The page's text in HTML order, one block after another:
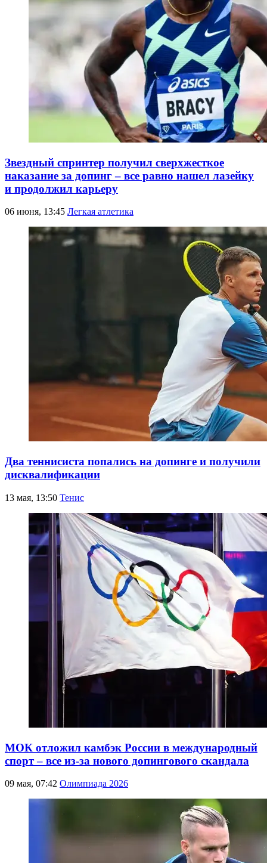
Звездный спринтер получил сверхжесткое
наказание за допинг – все равно нашел лазейку
и продолжил карьеру
06 июня, 13:45 Легкая атлетика
Два теннисиста попались на допинге и получили
дисквалификации
13 мая, 13:50 Тенис
МОК отложил камбэк России в международный
спорт – все из-за нового допингового скандала
09 мая, 07:42 Олимпиада 2026